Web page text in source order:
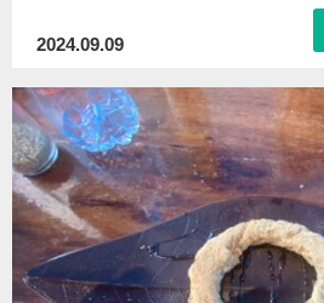
2024.09.09